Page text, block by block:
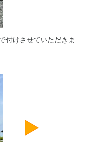
付けさせていただきま